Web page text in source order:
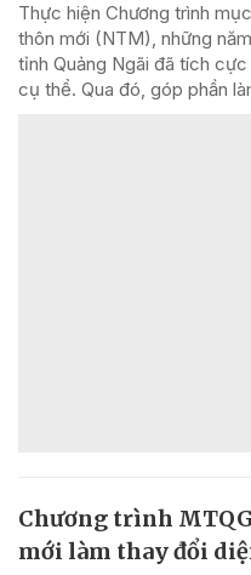
Thực hiện Chương trình
thôn mới (NTM), những
tỉnh Quảng Ngãi đã tích
cụ thể. Qua đó, góp phần
Chương trình
mới làm thay đổi